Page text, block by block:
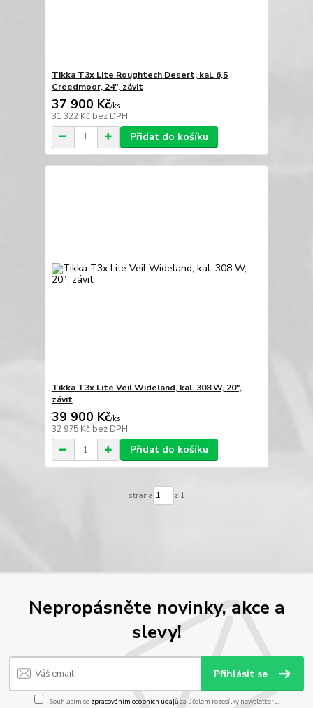
Tikka T3x Lite Roughtech Desert, kal. 6,5
Creedmoor, 24", závit
37 900 Kč/ks
31 322 Kč bez DPH
Přidat do košíku
Tikka T3x Lite Veil Wideland, kal. 308 W, 20",
závit
39 900 Kč/ks
32 975 Kč bez DPH
Přidat do košíku
strana z 1
Nepropásněte novinky, akce a
slevy!
Přihlásit se
Souhlasím se zpracováním osobních údajůza účelem rozesílky newsletteru.